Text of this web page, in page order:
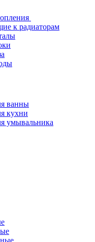
к радиаторам
ванны
кухни
умывальника